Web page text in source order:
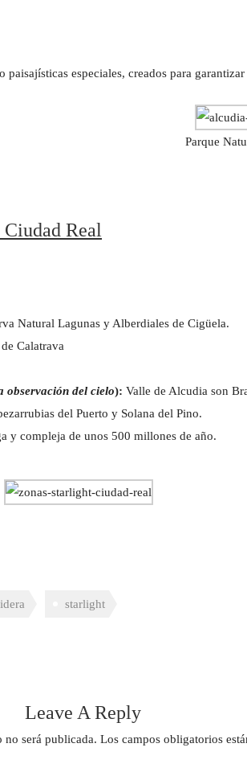
especiales, creados para
Parque
Real
Natural Lagunas y Alberdiales de Cigüela.
Calatrava
observación del cielo): Valle de Alcudia son
del Puerto y Solana del Pino.
y compleja de unos 500 millones de año.
starlight
Leave A Reply
será publicada. Los campos obligatorios